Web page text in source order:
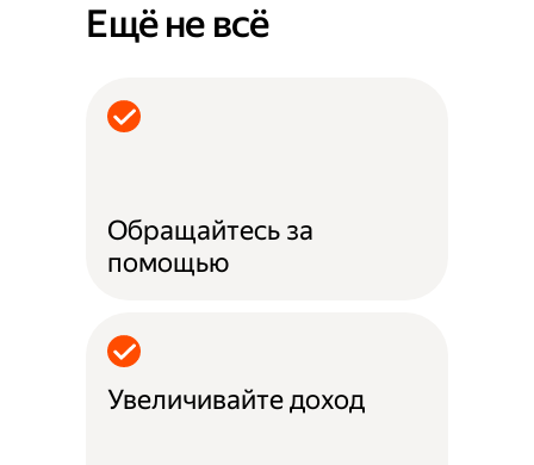
Ещё не всё
Обращайтесь за
помощью
Увеличивайте доход